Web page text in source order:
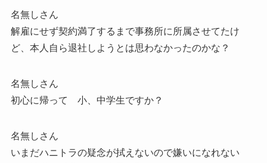
名無しさん
解雇にせず契約満了するまで事務所に所属させてたけ
ど、本人自ら退社しようとは思わなかったのかな？
名無しさん
初心に帰って 小、中学生ですか？
名無しさん
いまだハニトラの疑念が拭えないので嫌いになれない